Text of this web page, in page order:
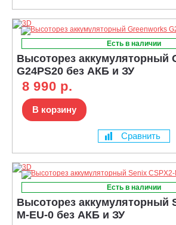
Есть в наличии
Высоторез аккумуляторный
G24PS20 без АКБ и ЗУ
8 990 р.
В корзину
Сравнить
Есть в наличии
Высоторез аккумуляторный
M-EU-0 без АКБ и ЗУ